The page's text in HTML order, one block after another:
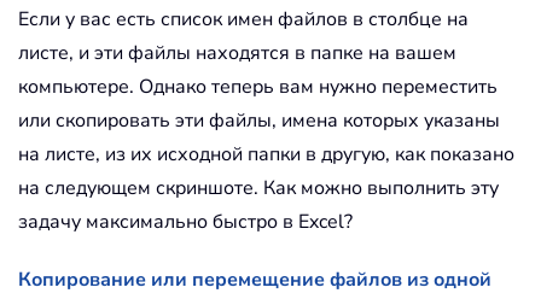
Если у вас есть список имен файлов в столбце на
листе, и эти файлы находятся в папке на вашем
компьютере. Однако теперь вам нужно переместить
или скопировать эти файлы, имена которых указаны
на листе, из их исходной папки в другую, как показано
на следующем скриншоте. Как можно выполнить эту
задачу максимально быстро в Excel?
Копирование или перемещение файлов из одной